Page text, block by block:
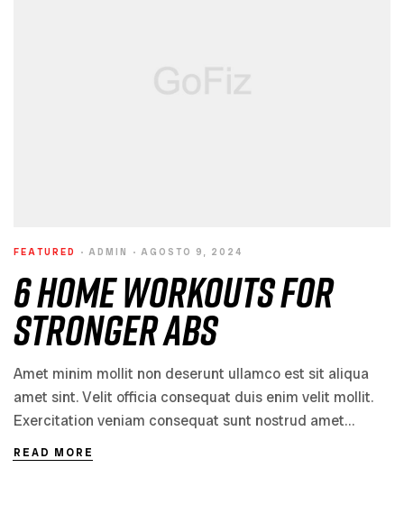
FEATURED ADMIN AGOSTO 9, 2024
6 Home Workouts for
Stronger Abs
Amet minim mollit non deserunt ullamco est sit aliqua
amet sint. Velit officia consequat duis enim velit mollit.
Exercitation veniam consequat sunt nostrud amet…
READ MORE